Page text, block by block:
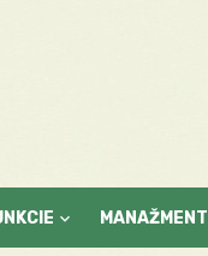
MANAŽMENT